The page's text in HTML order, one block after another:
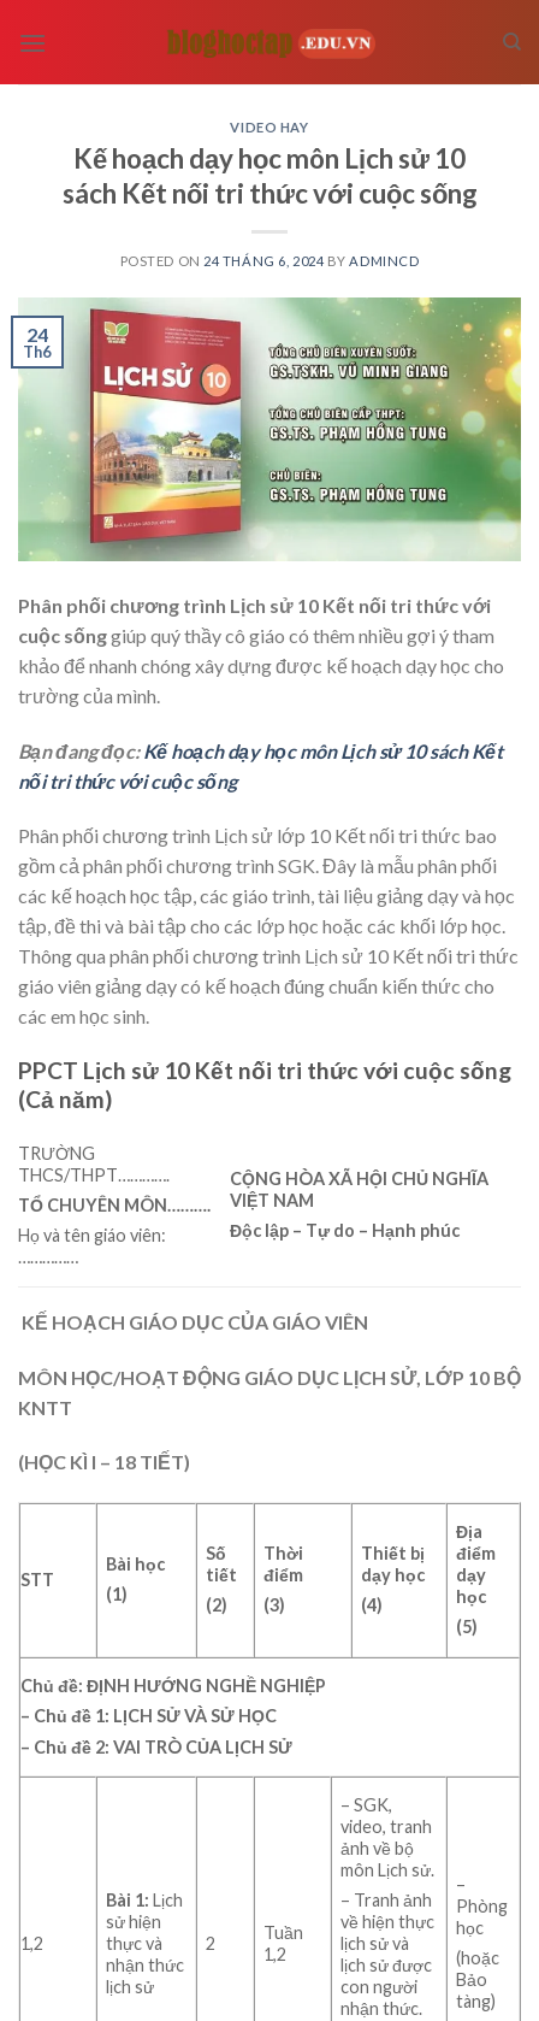
VIDEO HAY
Kế hoạch dạy học môn Lịch sử 10
sách Kết nối tri thức với cuộc sống
POSTED ON 24 THÁNG 6, 2024 BY ADMINCD
24
Th6
Phân phối chương trình Lịch sử 10 Kết nối tri thức với
cuộc sốnggiúp quý thầy cô giáo có thêm nhiều gợi ý tham
khảo để nhanh chóng xây dựng được kế hoạch dạy học cho
trường của mình.
Bạn đang đọc:Kế hoạch dạy học môn Lịch sử 10 sách Kết
nối tri thức với cuộc sống
Phân phối chương trình Lịch sử lớp 10 Kết nối tri thức bao
gồm cả phân phối chương trình SGK. Đây là mẫu phân phối
các kế hoạch học tập, các giáo trình, tài liệu giảng dạy và học
tập, đề thi và bài tập cho các lớp học hoặc các khối lớp học.
Thông qua phân phối chương trình Lịch sử 10 Kết nối tri thức
giáo viên giảng dạy có kế hoạch đúng chuẩn kiến thức cho
các em học sinh.
PPCT Lịch sử 10 Kết nối tri thức với cuộc sống
(Cả năm)
TRƯỜNG
THCS/THPT………….
TỔ CHUYÊN MÔN……….
Họ và tên giáo viên:
……………
CỘNG HÒA XÃ HỘI CHỦ NGHĨA
VIỆT NAM
Độc lập – Tự do – Hạnh phúc
KẾ HOẠCH GIÁO DỤC CỦA GIÁO VIÊN
MÔN HỌC/HOẠT ĐỘNG GIÁO DỤC LỊCH SỬ, LỚP 10 BỘ
KNTT
(HỌC KÌ I – 18 TIẾT)
STT
Bài học
(1)
Số
tiết
(2)
Thời
điểm
(3)
Thiết bị
dạy học
(4)
Địa
điểm
dạy
học
(5)
Chủ đề: ĐỊNH HƯỚNG NGHỀ NGHIỆP
– Chủ đề 1: LỊCH SỬ VÀ SỬ HỌC
– Chủ đề 2: VAI TRÒ CỦA LỊCH SỬ
1,2
Bài 1: Lịch
sử hiện
thực và
nhận thức
lịch sử
2
Tuần
1,2
– SGK,
video, tranh
ảnh về bộ
môn Lịch sử.
– Tranh ảnh
về hiện thực
lịch sử và
lịch sử được
con người
nhận thức.
–
Phòng
học
(hoặc
Bảo
tàng)